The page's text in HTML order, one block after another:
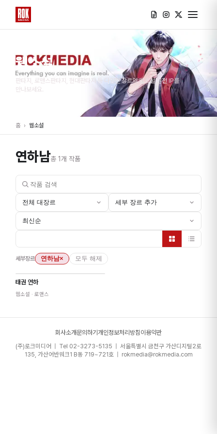
웹소설
판타지, 로맨스판타지, 현대판타지 등 다양한 장르의 웹소설 원천 IP를
만나보세요.
홈 › 웹소설
연하남총 1개 작품
전체 대장르 세부 장르 추가
최신순
세부장르 연하남× 모두 해제
태권 연하
웹소설 · 로맨스
회사소개문의하기 개인정보처리방침 이용약관
(주)로크미디어 | Tel 02-3273-5135 | 서울특별시 금천구 가산디지털2로
135, 가산어반워크1 B동 719~721호 | rokmedia@rokmedia.com